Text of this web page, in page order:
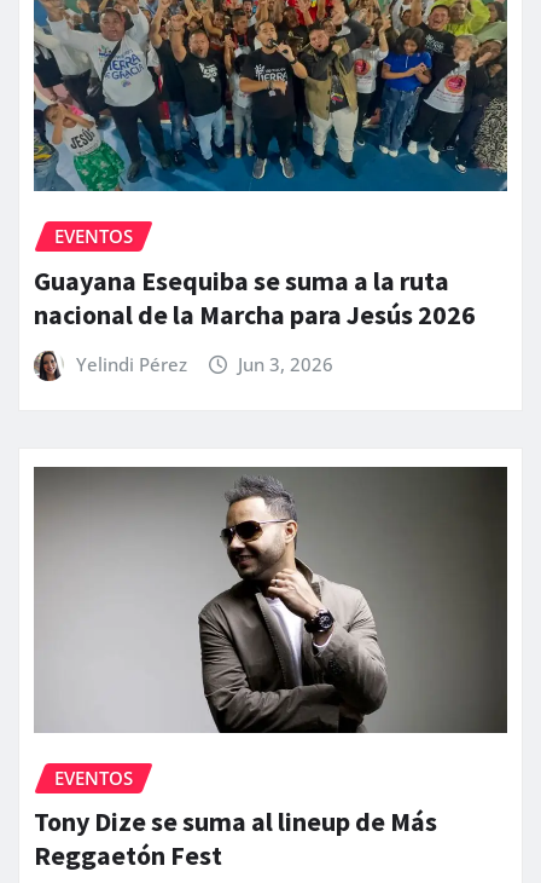
EVENTOS
Guayana Esequiba se suma a la ruta
nacional de la Marcha para Jesús 2026
Yelindi Pérez Jun 3, 2026
EVENTOS
Tony Dize se suma al lineup de Más
Reggaetón Fest